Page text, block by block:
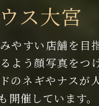
ス大宮
やすい店舗を目
よう顔写真をつ
のネギやナスが
催しています。